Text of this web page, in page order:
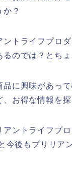
？
トライフプロ
のでは？とちょ
に興味があっ
お得な情報を
ントライフプ
後もブリリア